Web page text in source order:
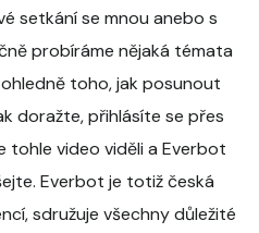
setkání se mnou anebo s
probíráme nějaká témata
toho, jak posunout
doražte, přihlásíte se přes
tohle video viděli a Everbot
Everbot je totiž česká
sdružuje všechny důležité